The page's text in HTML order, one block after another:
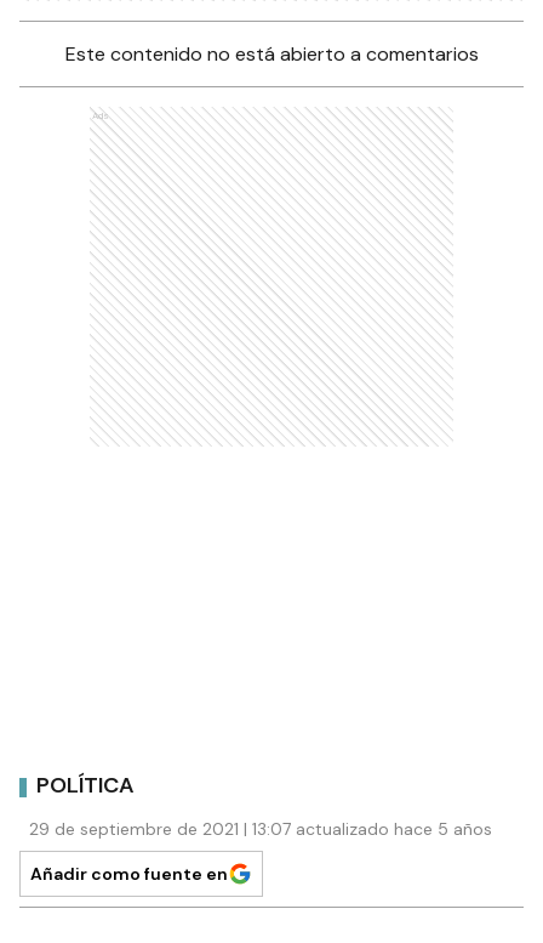
Este contenido no está abierto a comentarios
Ads
POLÍTICA
29 de septiembre de 2021 | 13:07 actualizado hace 5 años
Añadir como fuente en